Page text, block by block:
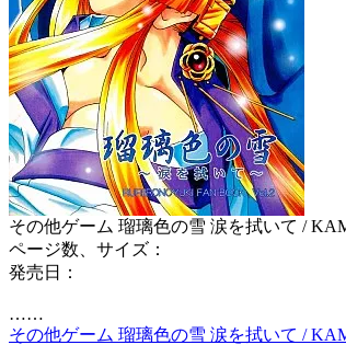
その他ゲーム 瑠璃色の雪 涙を拭いて /
ページ数、サイズ：
発売日：
……
その他ゲーム 瑠璃色の雪 涙を拭いて /